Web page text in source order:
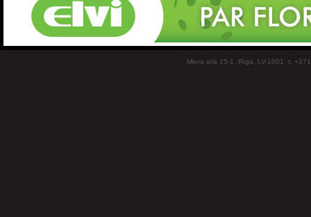
Miera iela 15-1, Rīga, LV-1001, t: